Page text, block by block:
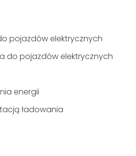
pojazdów elektrycznych
do pojazdów elektrycznych
energii
ładowania